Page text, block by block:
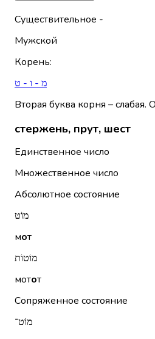
Существительное -
Мужской
Корень:
מ - ו - ט
Вторая буква корня –
стержень, прут, шест
Единственное число
Множественное число
Абсолютное состояние
מוֹט
мот
מוֹטוֹת
мотот
Сопряженное состояние
מוֹט־